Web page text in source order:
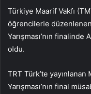
Türkiye Maarif Vakfı
öğrencilerle
Yarışması’nın
oldu.
TRT Türk’te
Yarışması’nın final